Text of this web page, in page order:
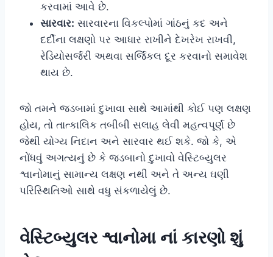
કરવામાં આવે છે.
સારવાર: સારવારના વિકલ્પોમાં ગાંઠનું કદ અને
દર્દીના લક્ષણો પર આધાર રાખીને દેખરેખ રાખવી,
રેડિયોસર્જરી અથવા સર્જિકલ દૂર કરવાનો સમાવેશ
થાય છે.
જો તમને જડબામાં દુખાવા સાથે આમાંથી કોઈ પણ લક્ષણ
હોય, તો તાત્કાલિક તબીબી સલાહ લેવી મહત્વપૂર્ણ છે
જેથી યોગ્ય નિદાન અને સારવાર થઈ શકે. જો કે, એ
નોંધવું અગત્યનું છે કે જડબાનો દુખાવો વેસ્ટિબ્યુલર
શ્વાનોમાનું સામાન્ય લક્ષણ નથી અને તે અન્ય ઘણી
પરિસ્થિતિઓ સાથે વધુ સંકળાયેલું છે.
વેસ્ટિબ્યુલર શ્વાનોમા નાં કારણો શું